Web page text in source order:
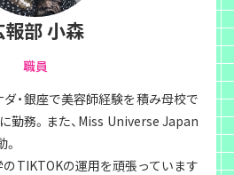
報部 小森
職員
・銀座で美容師経験を積み母校で
勤務。また、Miss Universe Japan
のTIKTOKの運用を頑張っています